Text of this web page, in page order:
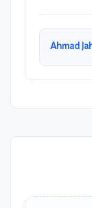
Ahmad